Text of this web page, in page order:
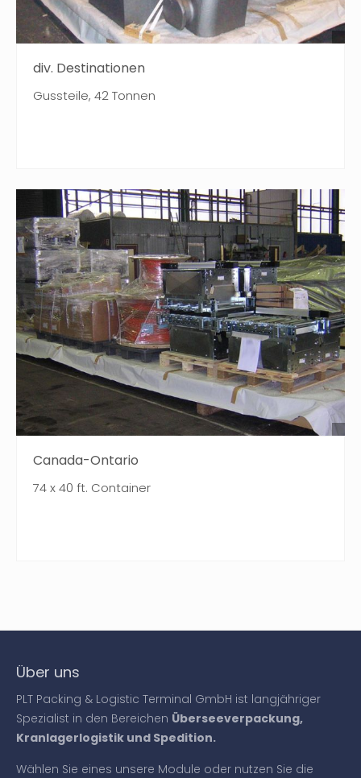
div. Destinationen
Gussteile, 42 Tonnen
Canada-Ontario
74 x 40 ft. Container
Über uns
PLT Packing & Logistic Terminal GmbH ist langjähriger
Spezialist in den Bereichen Überseeverpackung,
Kranlagerlogistik und Spedition.
Wählen Sie eines unsere Module oder nutzen Sie die